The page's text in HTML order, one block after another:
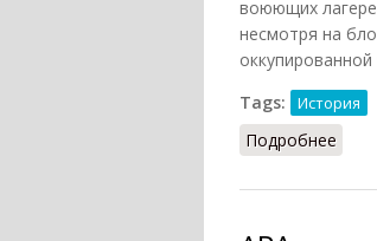
воюющих
несмотря на
Tags:
История
Подробнее